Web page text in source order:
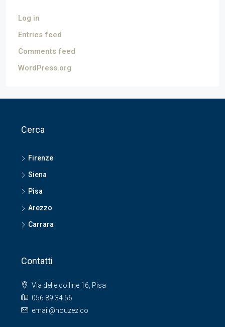
Log in
Entries feed
Comments feed
WordPress.org
Cerca
Firenze
Siena
Pisa
Arezzo
Carrara
Contatti
Via delle colline 16, Pisa
056 89 34 56
email@houzez.co